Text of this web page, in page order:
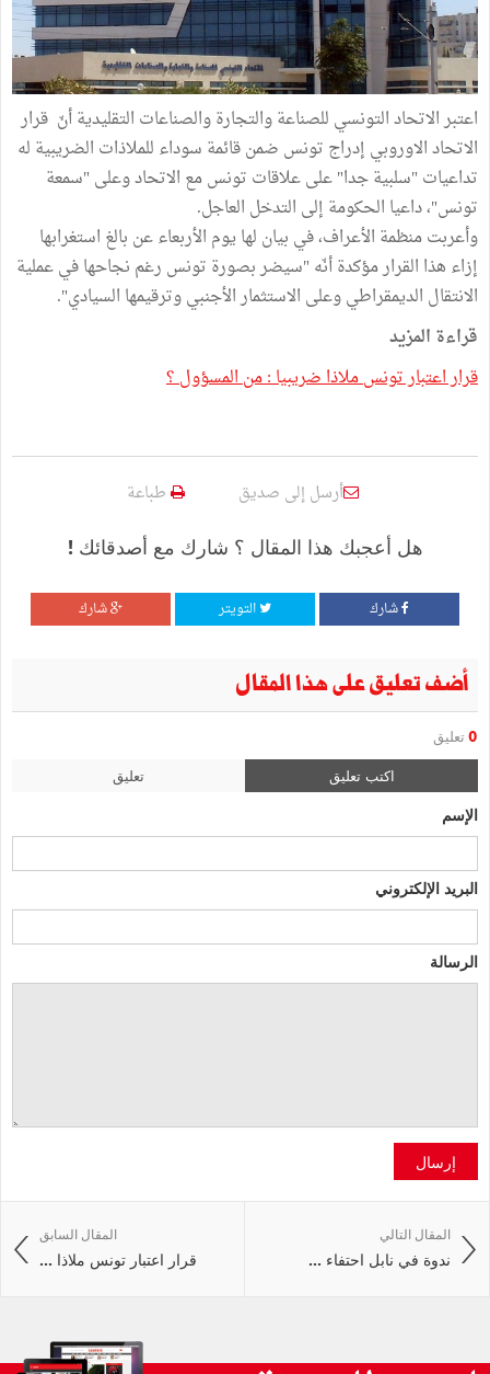
اعتبر الاتحاد التونسي للصناعة والتجارة والصناعات التقليدية أنّ قرار
الاتحاد الاوروبي إدراج تونس ضمن قائمة سوداء للملاذات الضريبية له
تداعيات "سلبية جدا" على علاقات تونس مع الاتحاد وعلى "سمعة
تونس"، داعيا الحكومة إلى التدخل العاجل.
وأعربت منظمة الأعراف، في بيان لها يوم الأربعاء عن بالغ استغرابها
إزاء هذا القرار مؤكدة أنّه "سيضر بصورة تونس رغم نجاحها في عملية
الانتقال الديمقراطي وعلى الاستثمار الأجنبي وترقيمها السيادي".
قراءة المزيد
قرار اعتبار تونس ملاذا ضريبيا : من المسؤول ؟
أرسل إلى صديق طباعة
هل أعجبك هذا المقال ؟ شارك مع أصدقائك !
شارك التويتر شارك
أضف تعليق على هذا المقال
0 تعليق
اكتب تعليق تعليق
الإسم
البريد الإلكتروني
الرسالة
إرسال
المقال السابق
قرار اعتبار تونس ملاذا ...
المقال التالي
ندوة في نابل احتفاء ...